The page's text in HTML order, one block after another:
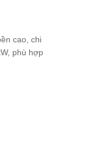
cao, chi
phù hợp